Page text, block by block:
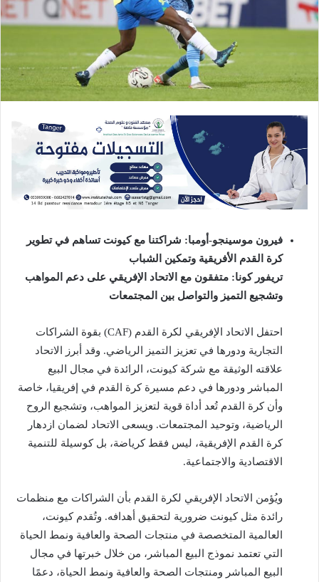
فيرون موسينجو-أومبا: شراكتنا مع كيونت تساهم في تطوير
كرة القدم الأفريقية وتمكين الشباب
تريفور كونا: متفقون مع الاتحاد الإفريقي على دعم المواهب
وتشجيع التميز والتواصل بين المجتمعات
احتفل الاتحاد الإفريقي لكرة القدم (CAF) بقوة الشراكات
التجارية ودورها في تعزيز التميز الرياضي. وقد أبرز الاتحاد
علاقته الوثيقة مع شركة كيونت، الرائدة في مجال البيع
المباشر ودورها في دعم مسيرة كرة القدم في إفريقيا، خاصة
وأن كرة القدم تُعد أداة قوية لتعزيز المواهب، وتشجيع الروح
الرياضية، وتوحيد المجتمعات. ويسعى الاتحاد لضمان ازدهار
كرة القدم الإفريقية، ليس فقط كرياضة، بل كوسيلة للتنمية
الاقتصادية والاجتماعية.
ويُؤمن الاتحاد الإفريقي لكرة القدم بأن الشراكات مع منظمات
رائدة مثل كيونت ضرورية لتحقيق أهدافه. وتُقدم كيونت،
العالمية المتخصصة في منتجات الصحة والعافية ونمط الحياة
التي تعتمد نموذج البيع المباشر، من خلال خبرتها في مجال
البيع المباشر ومنتجات الصحة والعافية ونمط الحياة، دعمًا